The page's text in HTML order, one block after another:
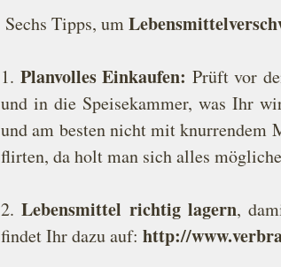
Sechs Tipps, um
1. Planvolles Einkaufen: Prüft vor
und in die Speisekammer, was Ihr
und am besten nicht mit knurrendem
flirten, da holt man sich alles
2. Lebensmittel richtig lagern,
findet Ihr dazu auf: http://